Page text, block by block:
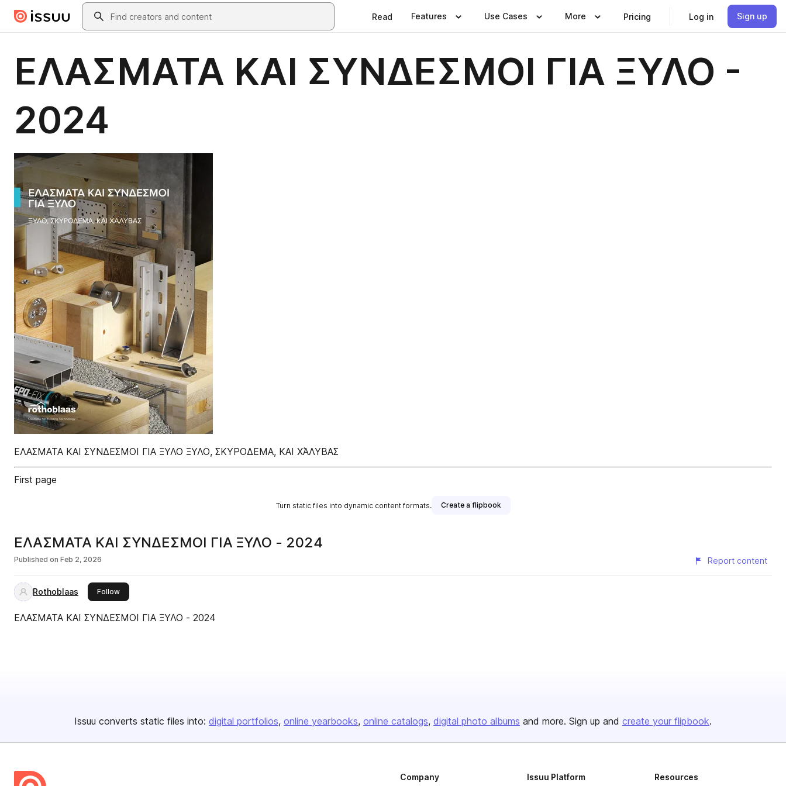
Skip to main contentSearch
Read Features Use Cases More Pricing Log in Sign up
ΕΛΑΣΜΑΤΑ ΚΑΙ ΣΥΝΔΕΣΜΟΙ ΓΙΑ ΞΥΛΟ -
2024
ΕΛΑΣΜΑΤΑ ΚΑΙ ΣΥΝΔΕΣΜΟΙ ΓΙΑ ΞΥΛΟ ΞΥΛΟ, ΣΚΥΡΟΔΕΜΑ, ΚΑΙ ΧΆΛΥΒΑΣ
First page
Turn static files into dynamic content formats. Create a flipbook
ΕΛΑΣΜΑΤΑ ΚΑΙ ΣΥΝΔΕΣΜΟΙ ΓΙΑ ΞΥΛΟ - 2024
Published on Feb 2, 2026 Report content
Rothoblaas Followthis publisher
ΕΛΑΣΜΑΤΑ ΚΑΙ ΣΥΝΔΕΣΜΟΙ ΓΙΑ ΞΥΛΟ - 2024
Issuu converts static files into: digital portfolios online yearbooks online catalogs digital photo albums and more. Sign up and create your flipbook.
Company Issuu Platform Resources